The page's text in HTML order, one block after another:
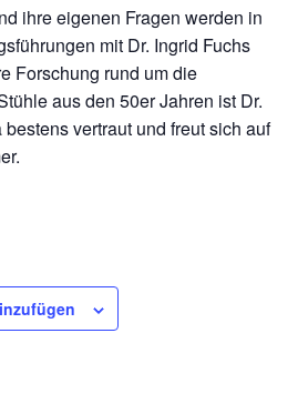
ihre eigenen Fragen werden in
mit Dr. Ingrid Fuchs
Forschung rund um die
aus den 50er Jahren ist Dr.
vertraut und freut sich auf